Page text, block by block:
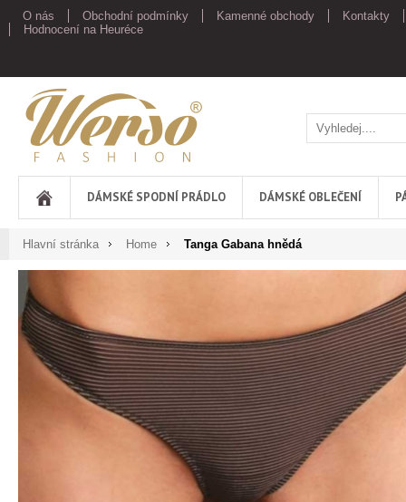
O nás Obchodní podmínky Kamenné obchody
Kontakty
Hodnocení na Heuréce
Werso
DÁMSKÉ SPODNÍ PRÁDLO DÁMSKÉ OBLEČENÍ
Hlavní stránka Home Tanga Gabana hnědá